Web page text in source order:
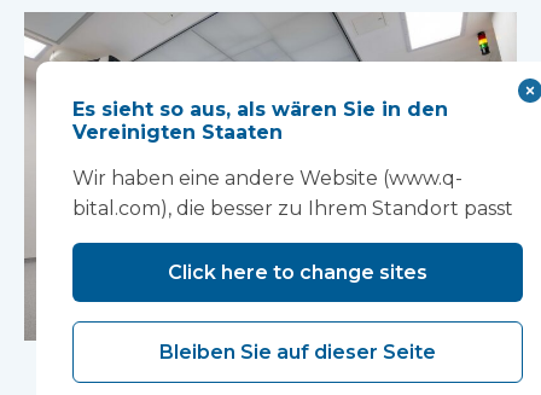
Ein hervorragender
Es sieht so aus, als wären Sie in den
Vereinigten Staaten
Wir haben eine andere Website (www.q-
bital.com), die besser zu Ihrem Standort passt
Click here to change sites
Bleiben Sie auf dieser Seite